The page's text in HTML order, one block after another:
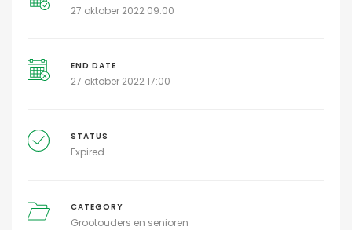
27 oktober 2022 09:00
END DATE
27 oktober 2022 17:00
STATUS
Expired
CATEGORY
Grootouders en senioren